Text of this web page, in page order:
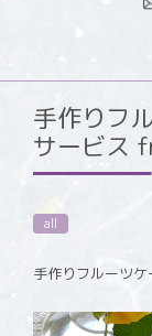
手作りフ
サービス
all
手作りフルーツケ